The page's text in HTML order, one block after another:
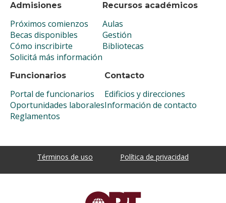
Admisiones
Próximos comienzos
Becas disponibles
Cómo inscribirte
Solicitá más información
Recursos académicos
Aulas
Gestión
Bibliotecas
Funcionarios
Portal de funcionarios
Oportunidades laborales
Reglamentos
Contacto
Edificios y direcciones
Información de contacto
Términos de uso Política de privacidad